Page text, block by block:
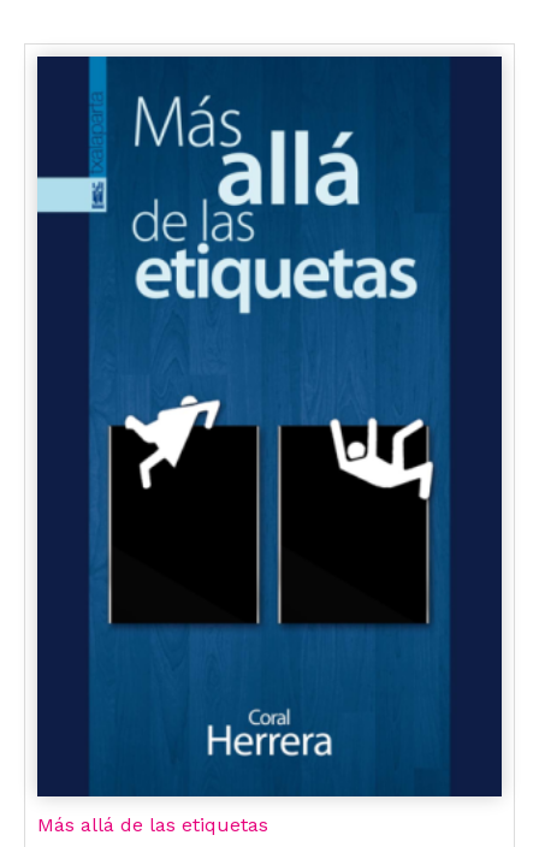
Más allá de las etiquetas